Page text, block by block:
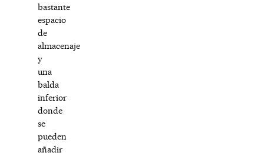
bastante
espacio
de
almacenaje
y
una
balda
inferior
donde
se
pueden
añadir